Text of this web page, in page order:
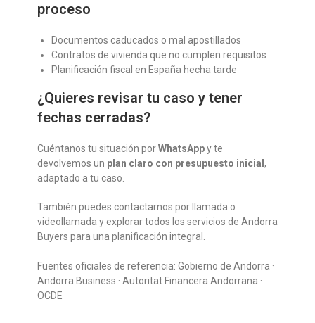
proceso
Documentos caducados o mal apostillados
Contratos de vivienda que no cumplen requisitos
Planificación fiscal en España hecha tarde
¿Quieres revisar tu caso y tener
fechas cerradas?
Cuéntanos tu situación porWhatsAppy te
devolvemos un plan claro con presupuesto inicial ,
adaptado a tu caso.
También puedes contactarnos por llamada o
videollamada y explorar todos los servicios de Andorra
Buyers para una planificación integral.
Fuentes oficiales de referencia: Gobierno de Andorra ·
Andorra Business · Autoritat Financera Andorrana ·
OCDE